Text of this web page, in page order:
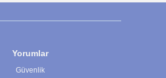
Yorumlar
Güvenlik